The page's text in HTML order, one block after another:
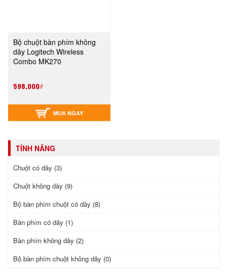
Bộ chuột bàn phím không
dây Logitech Wireless
Combo MK270
598,000₫
MUA NGAY
TÍNH NĂNG
Chuột có dây (3)
Chuột không dây (9)
Bộ bàn phím chuột có dây (8)
Bàn phím có dây (1)
Bàn phím không dây (2)
Bộ bàn phím chuột không dây (0)